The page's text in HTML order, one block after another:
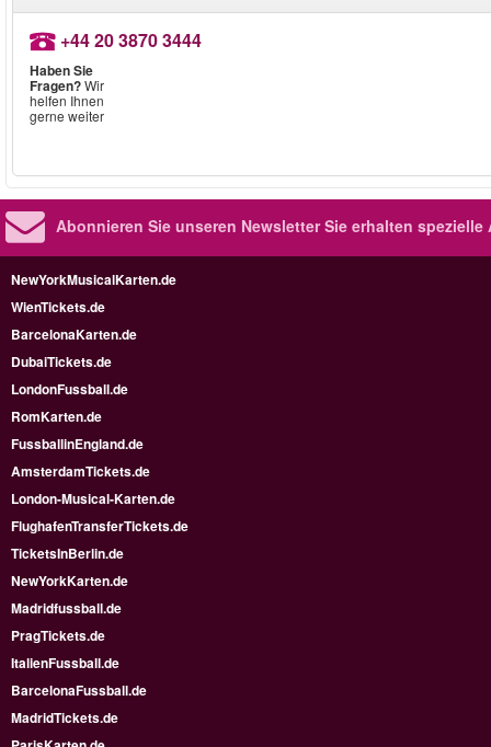
+44 20 3870 3444
Haben Sie
Fragen?Wir
helfen Ihnen
gerne weiter
Abonnieren Sie unseren NewsletterSie erhalten spezielle
NewYorkMusicalKarten.de
WienTickets.de
BarcelonaKarten.de
DubaiTickets.de
LondonFussball.de
RomKarten.de
FussballinEngland.de
AmsterdamTickets.de
London-Musical-Karten.de
FlughafenTransferTickets.de
TicketsInBerlin.de
NewYorkKarten.de
Madridfussball.de
PragTickets.de
ItalienFussball.de
BarcelonaFussball.de
MadridTickets.de